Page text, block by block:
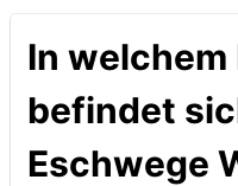
In
befindet
Eschwege